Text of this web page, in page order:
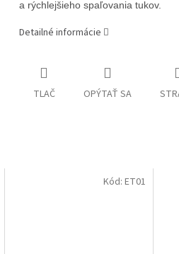
a rýchlejšieho spaľovania tukov.
Detailné informácie
TLAČ OPÝTAŤ SA
Kód:ET01